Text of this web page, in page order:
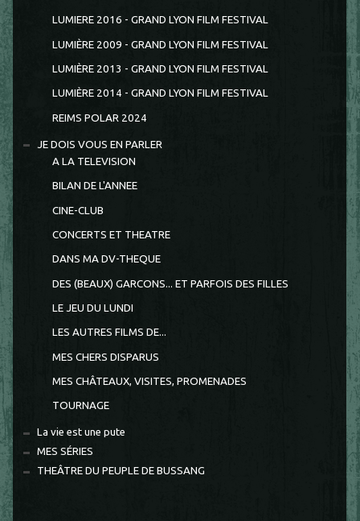
LUMIERE 2016 - GRAND LYON FILM FESTIVAL
LUMIÈRE 2009 - GRAND LYON FILM FESTIVAL
LUMIÈRE 2013 - GRAND LYON FILM FESTIVAL
LUMIÈRE 2014 - GRAND LYON FILM FESTIVAL
REIMS POLAR 2024
JE DOIS VOUS EN PARLER
A LA TELEVISION
BILAN DE L'ANNEE
CINE-CLUB
CONCERTS ET THEATRE
DANS MA DV-THEQUE
DES (BEAUX) GARCONS... ET PARFOIS DES FILLES
LE JEU DU LUNDI
LES AUTRES FILMS DE...
MES CHERS DISPARUS
MES CHÂTEAUX, VISITES, PROMENADES
TOURNAGE
La vie est une pute
MES SÉRIES
THEÂTRE DU PEUPLE DE BUSSANG